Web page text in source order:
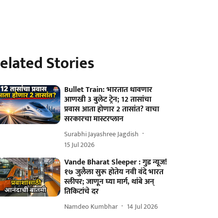
Stories
Bullet Train: भारतात धावणार
आणखी 3 बुलेट ट्रेन; 12 तासांचा
प्रवास आता होणार 2 तासांत? वाचा
सरकारचा मास्टरप्लान
Surabhi Jayashree Jagdish
15 Jul 2026
Vande Bharat Sleeper : गुड न्यूज!
१७ जुलैला सुरू होतेय नवी वंदे भारत
स्लीपर; जाणून घ्या मार्ग, थांबे अन्
तिकिटांचे दर
Namdeo Kumbhar 14 Jul 2026